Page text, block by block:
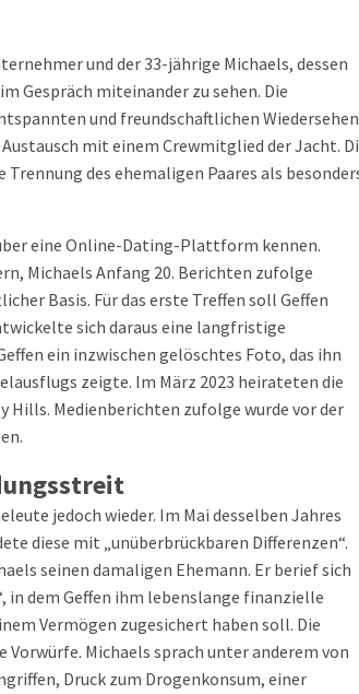
und der 33-jährige Michaels, dessen
Gespräch miteinander zu sehen. Die
und freundschaftlichen
mit einem Crewmitglied der Jacht.
des ehemaligen Paares als
eine Online-Dating-Plattform kennen.
Michaels Anfang 20. Berichten zufolge
Basis. Für das erste Treffen soll Geffen
sich daraus eine langfristige
ein inzwischen gelöschtes Foto, das ihn
zeigte. Im März 2023 heirateten die
Hills. Medienberichten zufolge wurde vor der
jedoch wieder. Im Mai desselben Jahres
diese mit „unüberbrückbaren Differenzen“.
seinen damaligen Ehemann. Er berief sich
in dem Geffen ihm lebenslange finanzielle
Vermögen zugesichert haben soll. Die
Michaels sprach unter anderem von
Druck zum Drogenkonsum, einer